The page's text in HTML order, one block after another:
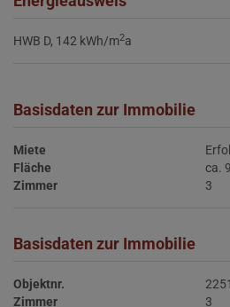
HWB D, 142 kWh/m2a
Basisdaten zur Immobilie
Miete
Fläche
ca.
Zimmer 3
Basisdaten zur Immobilie
Objektnr.
2251
Zimmer
3